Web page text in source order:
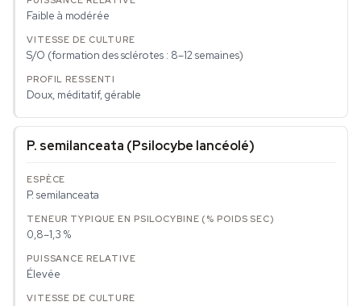
Faible à modérée
S/O (formation des sclérotes : 8–12 semaines)
Doux, méditatif, gérable
P. semilanceata (Psilocybe lancéolé)
P. semilanceata
0,8–1,3 %
Élevée